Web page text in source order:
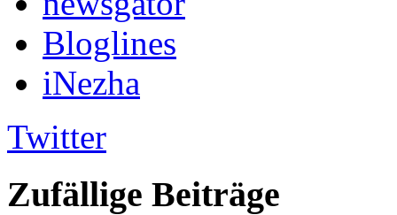
Bloglines
iNezha
Twitter
Zufällige Beiträge